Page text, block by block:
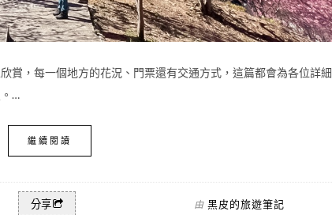
賞，每一個地方的花況、門票還有交通方式，這篇都會為各位詳細
。…
繼續閱讀
分享 由 黑皮的旅遊筆記